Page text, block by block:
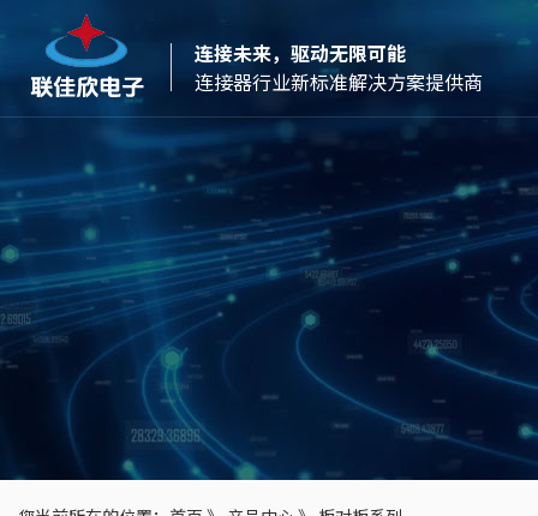
连接未来，驱动无限可能
连接器行业新标准解决方案提供商